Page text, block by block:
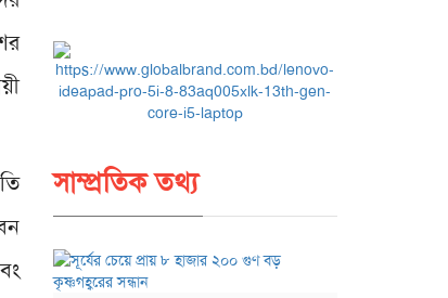
সাম্প্রতিক তথ্য